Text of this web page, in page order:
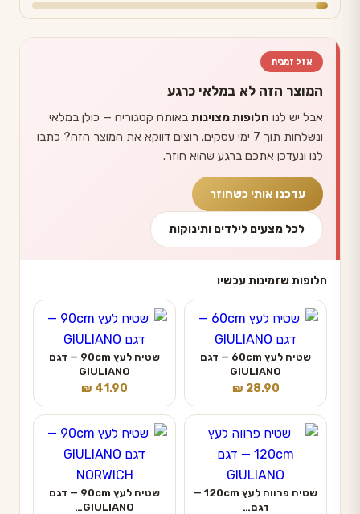
אזל זמנית
המוצר הזה לא במלאי כרגע
אבל יש לנו חלופות מצוינות באותה קטגוריה — כולן במלאי
ונשלחות תוך 7 ימי עסקים. רוצים דווקא את המוצר הזה? כתבו
לנו ונעדכן אתכם ברגע שהוא חוזר.
עדכנו אותי כשחוזר
לכל מצעים לילדים ותינוקות
חלופות שזמינות עכשיו
שטיח לעץ 60cm — דגם
GIULIANO
₪ 28.90
שטיח לעץ 90cm — דגם
GIULIANO
₪ 41.90
שטיח פרווה לעץ 120cm —
דגם…
שטיח לעץ 90cm — דגם
GIULIANO…